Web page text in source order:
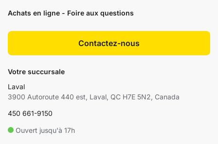
Achats en ligne - Foire aux questions
Contactez-nous
Votre succursale
Laval
3900 Autoroute 440 est, Laval, QC H7E 5N2, Canada
450 661-9150
Ouvert jusqu'à 17h